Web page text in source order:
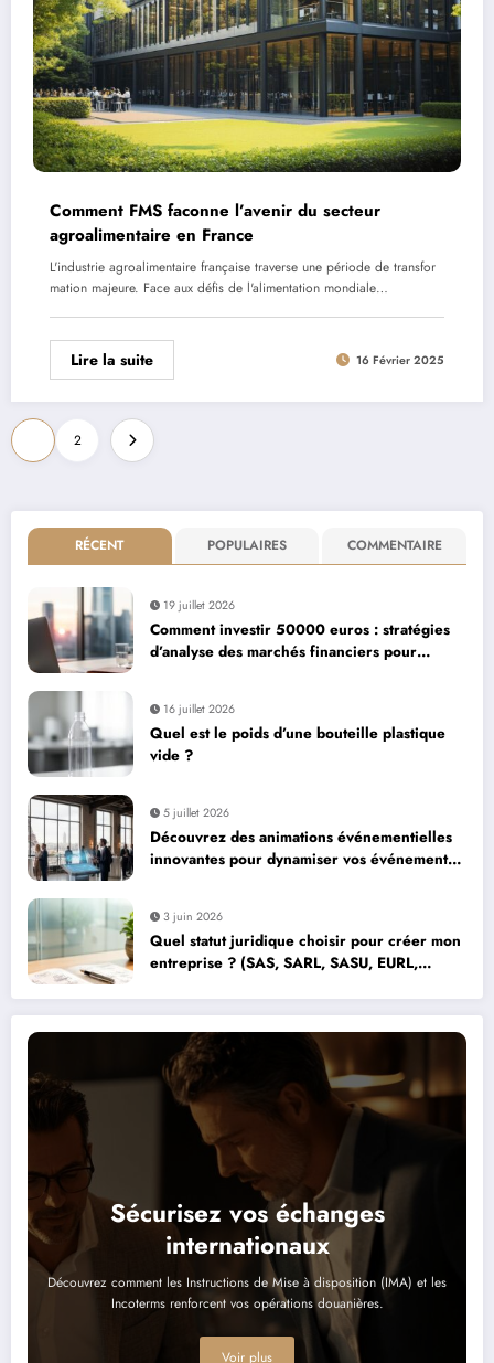
Comment FMS faconne l’avenir du secteur
agroalimentaire en France
L'industrie agroalimentaire française traverse une période de transfor
mation majeure. Face aux défis de l'alimentation mondiale…
Lire la suite 16 Février 2025
Pagination
des
publications
2
RÉCENT POPULAIRES COMMENTAIRE
19 juillet 2026
Comment investir 50000 euros : stratégies
d’analyse des marchés financiers pour
16 juillet 2026
Quel est le poids d’une bouteille plastique
vide ?
5 juillet 2026
Découvrez des animations événementielles
innovantes pour dynamiser vos événements
3 juin 2026
Quel statut juridique choisir pour créer mon
entreprise ? (SAS, SARL, SASU, EURL,
Sécurisez vos échanges
internationaux
Découvrez comment les Instructions de Mise à disposition (IMA) et les
Incoterms renforcent vos opérations douanières.
Voir plus